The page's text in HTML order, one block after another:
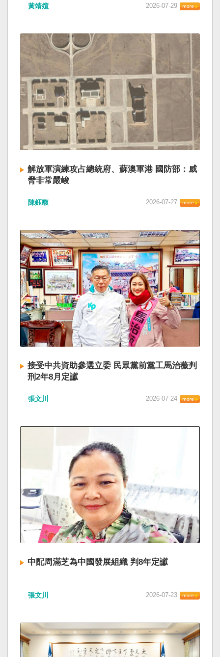
黃靖媗 2026-07-29
解放軍演練攻占總統府、蘇澳軍港 國防部：威
脅非常嚴峻
陳鈺馥 2026-07-27
接受中共資助參選立委 民眾黨前黨工馬治薇判
刑2年8月定讞
張文川 2026-07-24
中配周滿芝為中國發展組織 判8年定讞
張文川 2026-07-23